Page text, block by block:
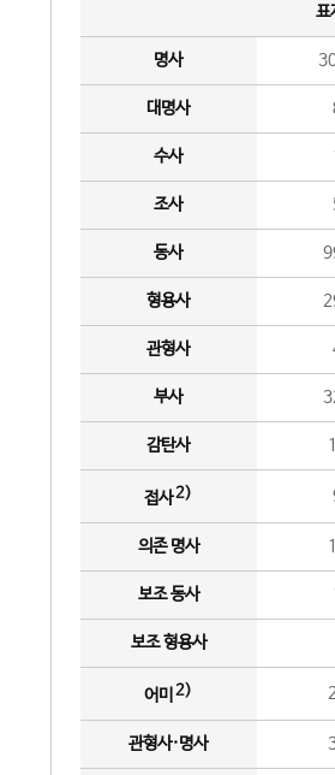
표
명사
대명사
수사
조사
동사
형용사
관형사
부사
감탄사
접사2)
의존 명사
보조 동사
보조 형용사
어미 2)
관형사·명사